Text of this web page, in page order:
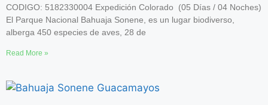
CODIGO: 5182330004 Expedición Colorado (05 Días / 04 Noches)
El Parque Nacional Bahuaja Sonene, es un lugar biodiverso,
alberga 450 especies de aves, 28 de
Read More »